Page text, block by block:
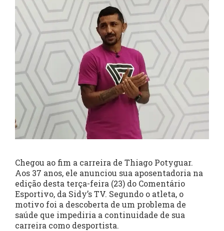
Chegou ao fim a carreira de Thiago Potyguar.
Aos 37 anos, ele anunciou sua aposentadoria na
edição desta terça-feira (23) do Comentário
Esportivo, da Sidy’s TV. Segundo o atleta, o
motivo foi a descoberta de um problema de
saúde que impediria a continuidade de sua
carreira como desportista.